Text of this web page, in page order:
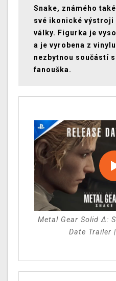
Snake, známého
své ikonické výstroji
války. Figurka je
a je vyrobena z
nezbytnou součástí
fanouška.
Metal Gear Solid Δ:
Date Trailer